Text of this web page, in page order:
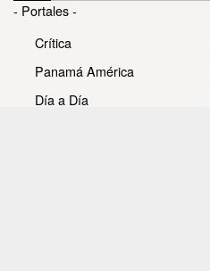
- Portales -
Crítica
Panamá América
Día a Día